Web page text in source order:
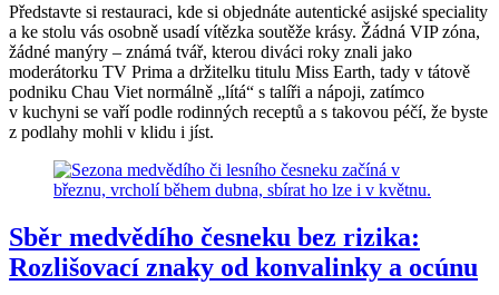
Představte si restauraci, kde si objednáte autentické asijské speciality
a ke stolu vás osobně usadí vítězka soutěže krásy. Žádná VIP zóna,
žádné manýry – známá tvář, kterou diváci roky znali jako
moderátorku TV Prima a držitelku titulu Miss Earth, tady v tátově
podniku Chau Viet normálně „lítá“ s talíři a nápoji, zatímco
v kuchyni se vaří podle rodinných receptů a s takovou péčí, že byste
z podlahy mohli v klidu i jíst.
Sběr medvědího česneku bez rizika:
Rozlišovací znaky od konvalinky a ocúnu